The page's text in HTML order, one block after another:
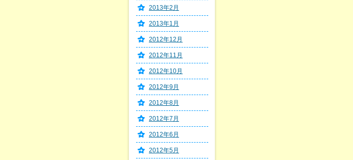
2013年2月
2013年1月
2012年12月
2012年11月
2012年10月
2012年9月
2012年8月
2012年7月
2012年6月
2012年5月